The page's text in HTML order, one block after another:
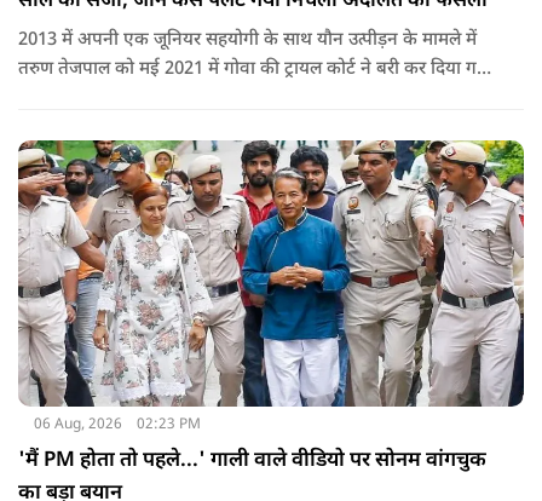
2013 में अपनी एक जूनियर सहयोगी के साथ यौन उत्पीड़न के मामले में
तरुण तेजपाल को मई 2021 में गोवा की ट्रायल कोर्ट ने बरी कर दिया गया
06 Aug, 2026 02:23 PM
'मैं PM होता तो पहले...' गाली वाले वीडियो पर सोनम वांगचुक
का बड़ा बयान